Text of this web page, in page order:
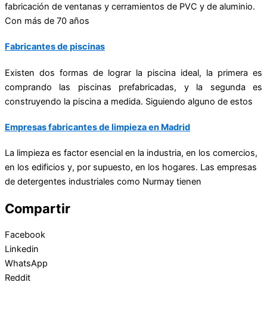
fabricación de ventanas y cerramientos de PVC y de aluminio.
Con más de 70 años
Fabricantes de piscinas
Existen dos formas de lograr la piscina ideal, la primera es
comprando las piscinas prefabricadas, y la segunda es
construyendo la piscina a medida. Siguiendo alguno de estos
Empresas fabricantes de limpieza en Madrid
La limpieza es factor esencial en la industria, en los comercios,
en los edificios y, por supuesto, en los hogares. Las empresas
de detergentes industriales como Nurmay tienen
Compartir
Facebook
Linkedin
WhatsApp
Reddit